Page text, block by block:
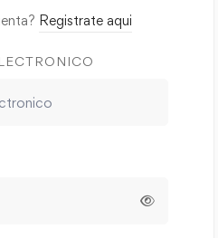
Registrate aqui